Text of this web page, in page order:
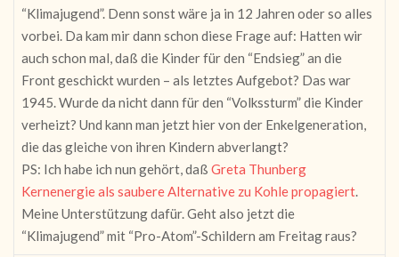
“Klimajugend”. Denn sonst wäre ja in 12 Jahren oder so alles
vorbei. Da kam mir dann schon diese Frage auf: Hatten wir
auch schon mal, daß die Kinder für den “Endsieg” an die
Front geschickt wurden – als letztes Aufgebot? Das war
1945. Wurde da nicht dann für den “Volkssturm” die Kinder
verheizt? Und kann man jetzt hier von der Enkelgeneration,
die das gleiche von ihren Kindern abverlangt?
PS: Ich habe ich nun gehört, daßGreta Thunberg
Kernenergie als saubere Alternative zu Kohle propagiert.
Meine Unterstützung dafür. Geht also jetzt die
“Klimajugend” mit “Pro-Atom”-Schildern am Freitag raus?